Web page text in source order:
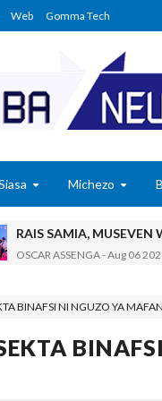
Web Gomma Tech
Michezo
OSCAR ASSENGA
YATOA ELIMU YA
DC Mtambule Ataka
Maisha Yangu Yalikuwa
BINAFSI NI NGUZO YA